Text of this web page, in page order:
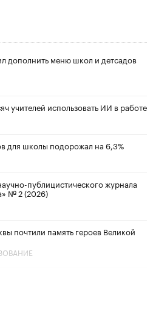
дополнить меню школ и детсадов
учителей использовать ИИ в работе
для школы подорожал на 6,3%
публицистического журнала
№ 2 (2026)
почтили память героев Великой